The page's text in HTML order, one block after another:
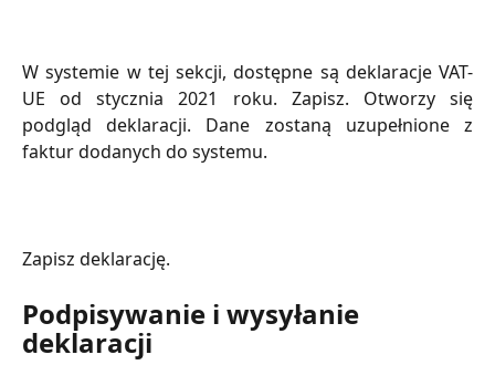
W systemie w tej sekcji, dostępne są deklaracje VAT-
UE od stycznia 2021 roku. Zapisz. Otworzy się
podgląd deklaracji. Dane zostaną uzupełnione z
faktur dodanych do systemu.
Zapisz deklarację.
Podpisywanie i wysyłanie
deklaracji